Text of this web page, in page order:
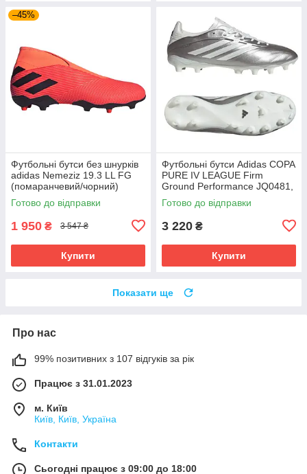
–45%
Футбольні бутси без шнурків
adidas Nemeziz 19.3 LL FG
(помаранчевий/чорний)
EH1092 Розмір EU: 45
Готово до відправки
1 950 ₴ 3 547 ₴
Купити
Футбольні бутси Adidas COPA
PURE IV LEAGUE Firm
Ground Performance JQ0481,
Срібло, Розмір (EU) - 39 1/3
Готово до відправки
3 220 ₴
Купити
Показати ще
Про нас
99% позитивних з 107 відгуків за рік
Працює з 31.01.2023
м. Київ
Київ, Київ, Україна
Контакти
Сьогодні працює з 09:00 до 18:00